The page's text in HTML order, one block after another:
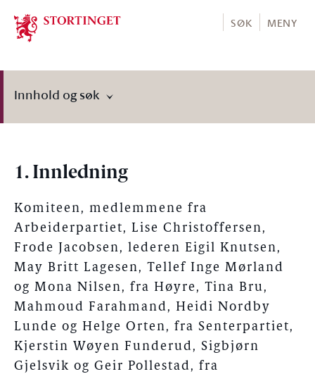
Stortinget.no
SØK MENY
Innhold og søk
1. Innledning
Komiteen, medlemmene fra
Arbeiderpartiet, Lise Christoffersen,
Frode Jacobsen, lederen Eigil Knutsen,
May Britt Lagesen, Tellef Inge Mørland
og Mona Nilsen, fra Høyre, Tina Bru,
Mahmoud Farahmand, Heidi Nordby
Lunde og Helge Orten, fra Senterpartiet,
Kjerstin Wøyen Funderud, Sigbjørn
Gjelsvik og Geir Pollestad, fra